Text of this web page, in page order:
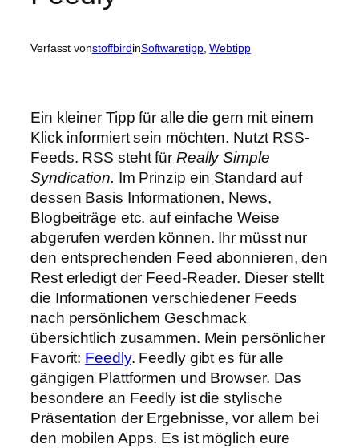
Verfasst vonstoffbirdinSoftwaretipp, Webtipp
Ein kleiner Tipp für alle die gern mit einem
Klick informiert sein möchten. Nutzt RSS-
Feeds. RSS steht für Really Simple
Syndication. Im Prinzip ein Standard auf
dessen Basis Informationen, News,
Blogbeiträge etc. auf einfache Weise
abgerufen werden können. Ihr müsst nur
den entsprechenden Feed abonnieren, den
Rest erledigt der Feed-Reader. Dieser stellt
die Informationen verschiedener Feeds
nach persönlichem Geschmack
übersichtlich zusammen. Mein persönlicher
Favorit: Feedly. Feedly gibt es für alle
gängigen Plattformen und Browser. Das
besondere an Feedly ist die stylische
Präsentation der Ergebnisse, vor allem bei
den mobilen Apps. Es ist möglich eure